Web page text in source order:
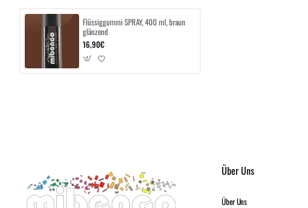
Flüssiggummi SPRAY, 400 ml, braun
glänzend
16,90€
Über Uns
Über Uns